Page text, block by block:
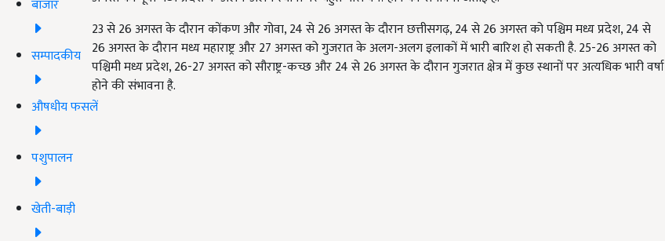
बाजार
सम्पादकीय
औषधीय फसलें
पशुपालन
खेती-बाड़ी
23 से 26 अगस्त के दौरान कोंकण और गोवा, 24 से 26 अगस्त के दौरान छत्तीसगढ़, 24 से 26 अगस्त को पश्चिम मध्य प्रदेश, 24 से
26 अगस्त के दौरान मध्य महाराष्ट्र और 27 अगस्त को गुजरात के अलग-अलग इलाकों में भारी बारिश हो सकती है. 25-26 अगस्त को
पश्चिमी मध्य प्रदेश, 26-27 अगस्त को सौराष्ट्र-कच्छ और 24 से 26 अगस्त के दौरान गुजरात क्षेत्र में कुछ स्थानों पर अत्यधिक भारी वर्षा
होने की संभावना है.